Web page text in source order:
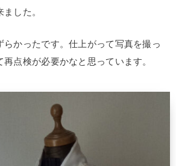
した。
らかったです。仕上がって写真を撮っ
点検が必要かなと思っています。